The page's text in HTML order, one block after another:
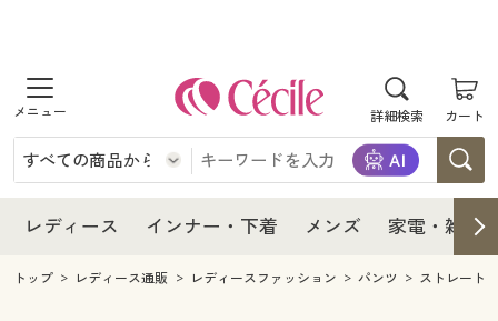
詳細検索 カート
商品を探す
レディース
レディースファッション
インナー・下着
インナー・下着通販すべて
メンズ
レディース インナー・下着 メンズ 家電・雑貨
レディース
レディース通販すべて
レディースファッション
インナー・下着
インナー・下着通販すべて
メンズ
トップ レディース通販 レディースファッション パンツ ストレート